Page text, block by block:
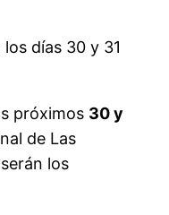
días 30 y 31
próximos 30 y
de Las
los